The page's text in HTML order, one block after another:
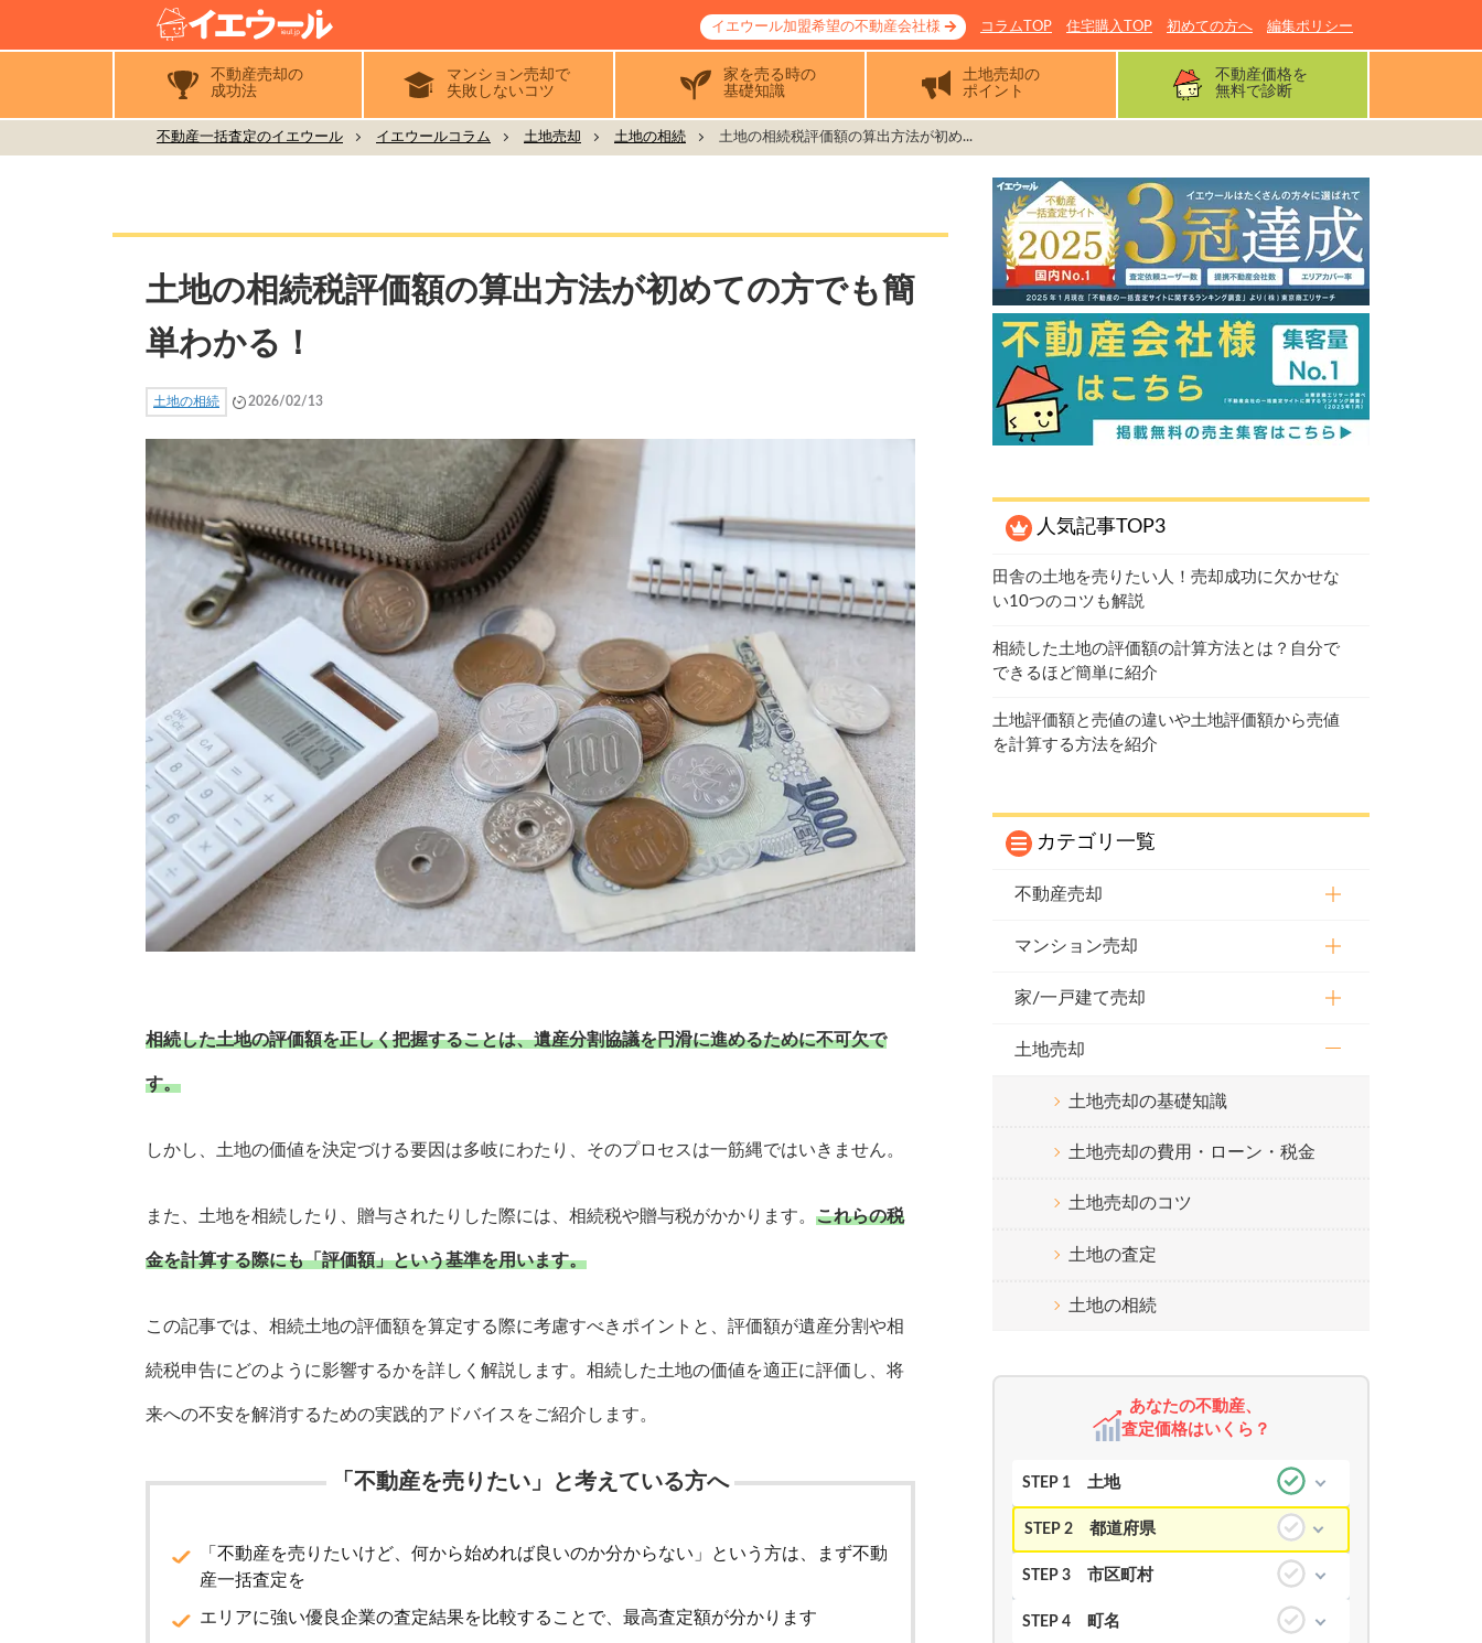
イエウール加盟希望の不動産会社様 コラムTOP 住宅購入TOP 初めての方へ 編集ポリシー
不動産売却の
成功法
マンション売却で
失敗しないコツ
家を売る時の
基礎知識
土地売却の
ポイント
不動産価格を
無料で診断
不動産一括査定のイエウール イエウールコラム 土地売却 土地の相続 土地の相続税評価額の算出方法が初め...
土地の相続税評価額の算出方法が初めての方でも簡
単わかる！
土地の相続 2026/02/13
相続した土地の評価額を正しく把握することは、遺産分割協議を円滑に進めるために不可欠で
す。
しかし、土地の価値を決定づける要因は多岐にわたり、そのプロセスは一筋縄ではいきません。
また、土地を相続したり、贈与されたりした際には、相続税や贈与税がかかります。 これらの税
金を計算する際にも「評価額」という基準を用います。
この記事では、相続土地の評価額を算定する際に考慮すべきポイントと、評価額が遺産分割や相
続税申告にどのように影響するかを詳しく解説します。相続した土地の価値を適正に評価し、将
来への不安を解消するための実践的アドバイスをご紹介します。
「不動産を売りたい」と考えている方へ
「不動産を売りたいけど、何から始めれば良いのか分からない」という方は、まず不動
産一括査定を
エリアに強い優良企業の査定結果を比較することで、最高査定額が分かります
人気記事TOP3
田舎の土地を売りたい人！売却成功に欠かせな
い10つのコツも解説
相続した土地の評価額の計算方法とは？自分で
できるほど簡単に紹介
土地評価額と売値の違いや土地評価額から売値
を計算する方法を紹介
カテゴリ一覧
不動産売却
マンション売却
家/一戸建て売却
土地売却
土地売却の基礎知識
土地売却の費用・ローン・税金
土地売却のコツ
土地の査定
土地の相続
あなたの不動産、
査定価格はいくら？
STEP 1 土地
STEP 2 都道府県
STEP 3 市区町村
STEP 4 町名